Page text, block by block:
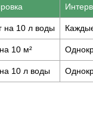
на 10 л воды
10 м²
10 л воды